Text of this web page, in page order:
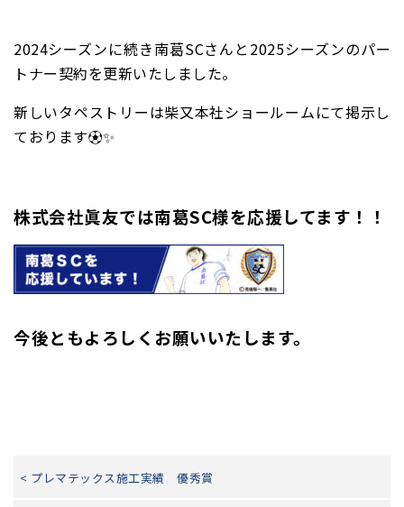
2024シーズンに続き南葛SCさんと2025シーズンのパー
トナー契約を更新いたしました。
新しいタペストリーは柴又本社ショールームにて掲示し
ております⚽✨
株式会社眞友では南葛SC様を応援してます！！
今後ともよろしくお願いいたします。
< プレマテックス施工実績 優秀賞